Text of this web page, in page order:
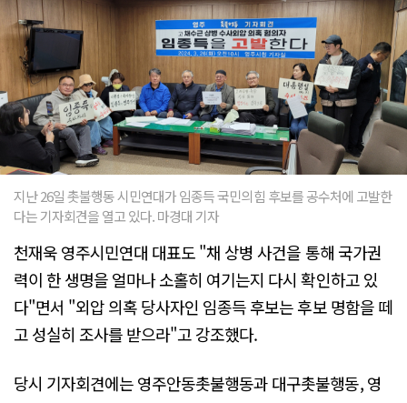
지난 26일 촛불행동 시민연대가 임종득 국민의힘 후보를 공수처에 고발한
다는 기자회견을 열고 있다. 마경대 기자
천재욱 영주시민연대 대표도 "채 상병 사건을 통해 국가권
력이 한 생명을 얼마나 소홀히 여기는지 다시 확인하고 있
다"면서 "외압 의혹 당사자인 임종득 후보는 후보 명함을 떼
고 성실히 조사를 받으라"고 강조했다.
당시 기자회견에는 영주안동촛불행동과 대구촛불행동, 영